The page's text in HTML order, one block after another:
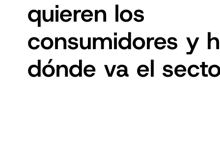
quieren los
consumidores y
dónde va el